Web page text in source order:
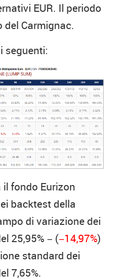
EUR. Il periodo
del Carmignac.
seguenti:
fondo Eurizon
backtest della
di variazione dei
25,95% − (−14,97%)
standard dei
7,65%.